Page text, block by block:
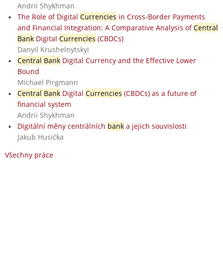
Andrii Shykhman
The Role of Digital Currencies in Cross-Border Payments
and Financial Integration: A Comparative Analysis ofCentral
BankDigital Currencies (CBDCs)
Danyil Krushelnytskyi
Central BankDigital Currency and the Effective Lower
Bound
Michael Pirgmann
Central BankDigital Currencies (CBDCs) as a future of
financial system
Andrii Shykhman
Digitální měny centrálních banka jejich souvislosti
Jakub Husička
Všechny práce